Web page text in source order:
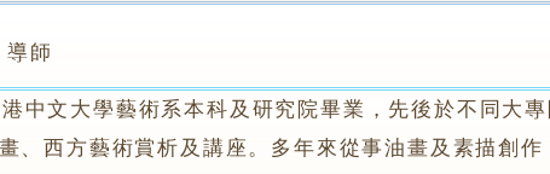
導師
文大學藝術系本科及研究院畢業，先後於不同大專
、西方藝術賞析及講座。多年來從事油畫及素描創